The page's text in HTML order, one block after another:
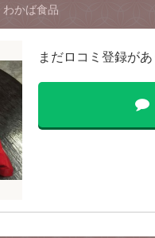
わかば食品
まだロコミ登録があ